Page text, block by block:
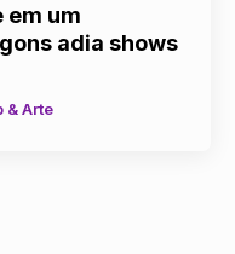
em um
adia shows
& Arte